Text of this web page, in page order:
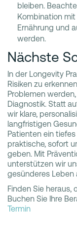
bleiben.
Kombination
Ernährung und
werden.
Nächste
In der Longevity
Risiken zu
Problemen
Diagnostik. Statt
wir klare,
langfristigen
Patienten ein
praktische, sofort
geben. Mit
unterstützen wir
gesünderes Leben
Finden Sie heraus,
Buchen Sie Ihre
Termin